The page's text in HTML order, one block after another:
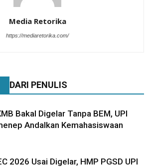
Media Retorika
https://mediaretorika.com/
DARI PENULIS
Bakal Digelar Tanpa BEM, UPI
Andalkan Kemahasiswaan
2026 Usai Digelar, HMP PGSD UPI